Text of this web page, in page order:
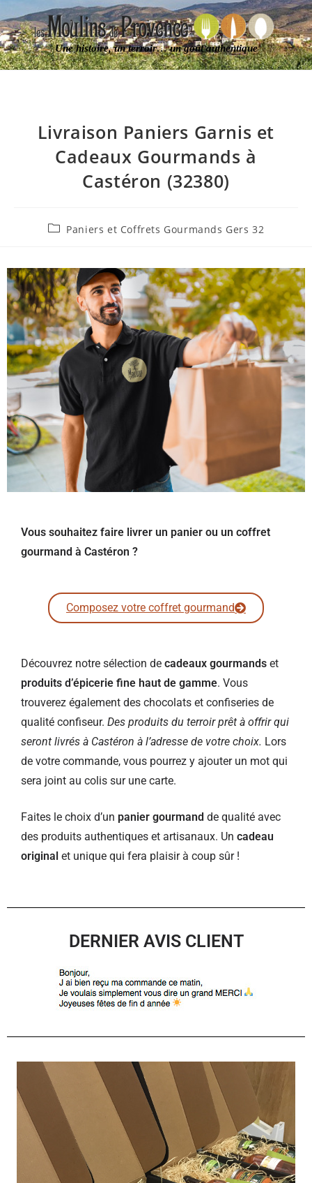
Une histoire, un terroir… un goût authentique
Livraison Paniers Garnis et
Cadeaux Gourmands à
Castéron (32380)
Paniers et Coffrets Gourmands Gers 32
Vous souhaitez faire livrer un panier ou un coffret
gourmand à Castéron ?
Composez votre coffret gourmand
Découvrez notre sélection de cadeaux gourmands et
produits d’épicerie fine haut de gamme. Vous
trouverez également des chocolats et confiseries de
qualité confiseur. Des produits du terroir prêt à offrir qui
seront livrés à Castéron à l’adresse de votre choix. Lors
de votre commande, vous pourrez y ajouter un mot qui
sera joint au colis sur une carte.
Faites le choix d’un panier gourmand de qualité avec
des produits authentiques et artisanaux. Un cadeau
original et unique qui fera plaisir à coup sûr !
DERNIER AVIS CLIENT